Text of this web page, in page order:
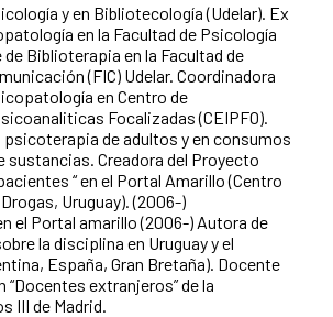
y en Bibliotecología (Udelar). Ex
en la Facultad de Psicología
de Biblioterapia en la Facultad de
(FIC) Udelar. Coordinadora
en Centro de
Focalizadas (CEIPFO).
psicoterapia de adultos y en consumos
sustancias. Creadora del Proyecto
“ en el Portal Amarillo (Centro
Uruguay). (2006-)
el Portal amarillo (2006-) Autora de
la disciplina en Uruguay y el
España, Gran Bretaña). Docente
“Docentes extranjeros” de la
III de Madrid.